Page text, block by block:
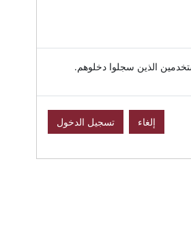
الذين سجلوا دخلوهم.
إلغاء تسجيل الدخول